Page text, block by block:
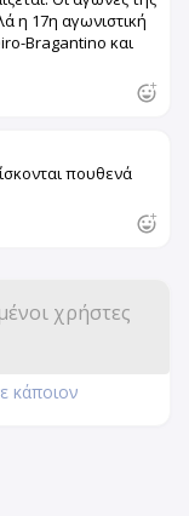
η 17η αγωνιστική
Bragantino και
πουθενά
κάποιον